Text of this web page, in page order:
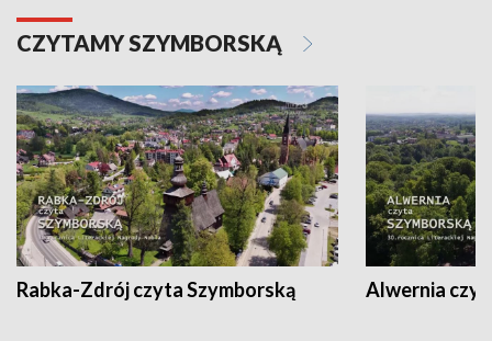
CZYTAMY SZYMBORSKĄ
Rabka-Zdrój czyta Szymborską Alwernia